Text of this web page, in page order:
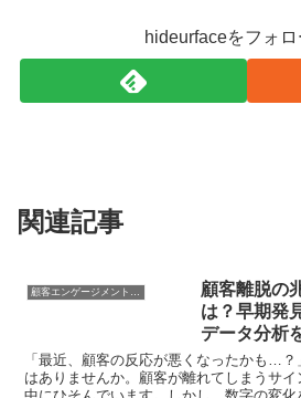
hideurfaceをフォロ
関連記事
顧客エンゲージメント・CRM
顧客離脱の
は？早期発
データ分析
「最近、顧客の反応が悪くなったかも…
はありませんか。顧客が離れてしまうサ